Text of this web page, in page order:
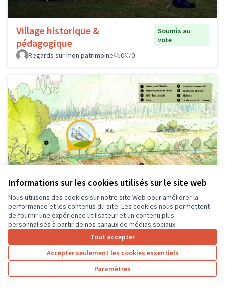
Informations sur les cookies utilisés sur le site web
Nous utilisons des cookies sur notre site Web pour améliorer la
performance et les contenus du site. Les cookies nous permettent
de fournir une expérience utilisateur et un contenu plus
personnalisés à partir de nos canaux de médias sociaux.
Tout accepter
Accepter seulement les cookies essentiels
Paramètres
Village historique &
pédagogique
Soumis au
vote
Regards sur mon patrimoine
0 0
Création d'une passerelle
Pageard
0 4